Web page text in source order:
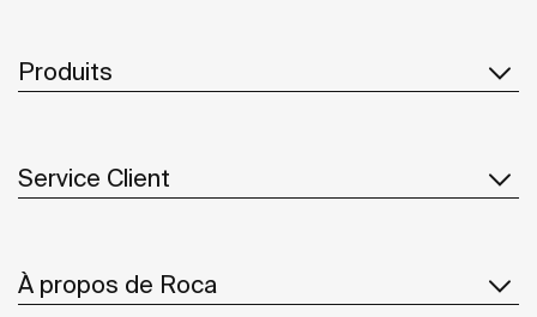
Produits
Service Client
À propos de Roca